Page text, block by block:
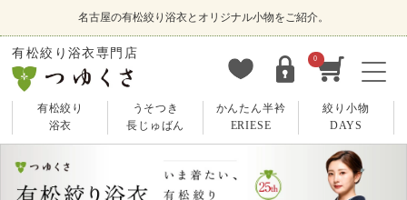
名古屋の有松絞り浴衣とオリジナル小物をご紹介。
有松絞り浴衣専門店 0
有松絞り
浴衣
うそつき
長じゅばん
かんたん半衿
ERIESE
絞り小物
DAYS